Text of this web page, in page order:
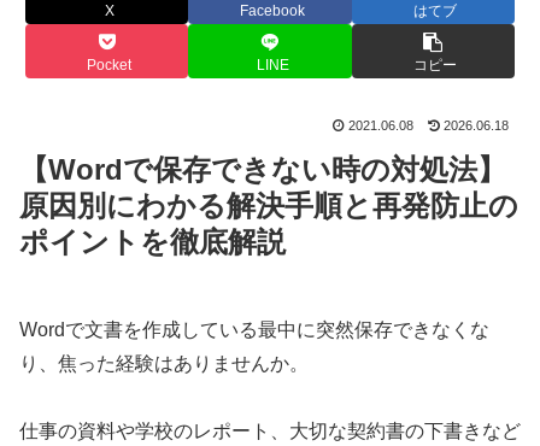
X Facebook はてブ
Pocket LINE コピー
2021.06.08 2026.06.18
【Wordで保存できない時の対処法】
原因別にわかる解決手順と再発防止の
ポイントを徹底解説
Wordで文書を作成している最中に突然保存できなくな
り、焦った経験はありませんか。
仕事の資料や学校のレポート、大切な契約書の下書きなど